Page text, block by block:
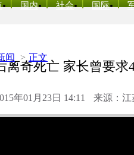
国内 社会 国际
闻 > 正文
离奇死亡 家长曾要求
年01月23日 14:11 来源：江